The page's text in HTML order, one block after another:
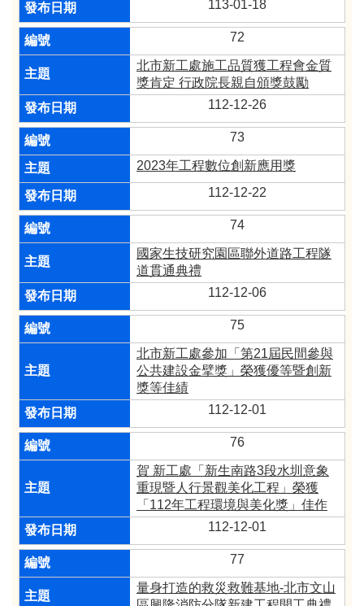
113-01-18
72
北市新工處施工品質獲工程會金質
獎肯定 行政院長親自頒獎鼓勵
112-12-26
73
2023年工程數位創新應用獎
112-12-22
74
國家生技研究園區聯外道路工程隧
道貫通典禮
112-12-06
75
北市新工處參加「第21屆民間參與
公共建設金擘獎」榮獲優等暨創新
獎等佳績
112-12-01
76
賀 新工處「新生南路3段水圳意象
重現暨人行景觀美化工程」榮獲
「112年工程環境與美化獎」佳作
112-12-01
77
量身打造的救災救難基地-北市文山